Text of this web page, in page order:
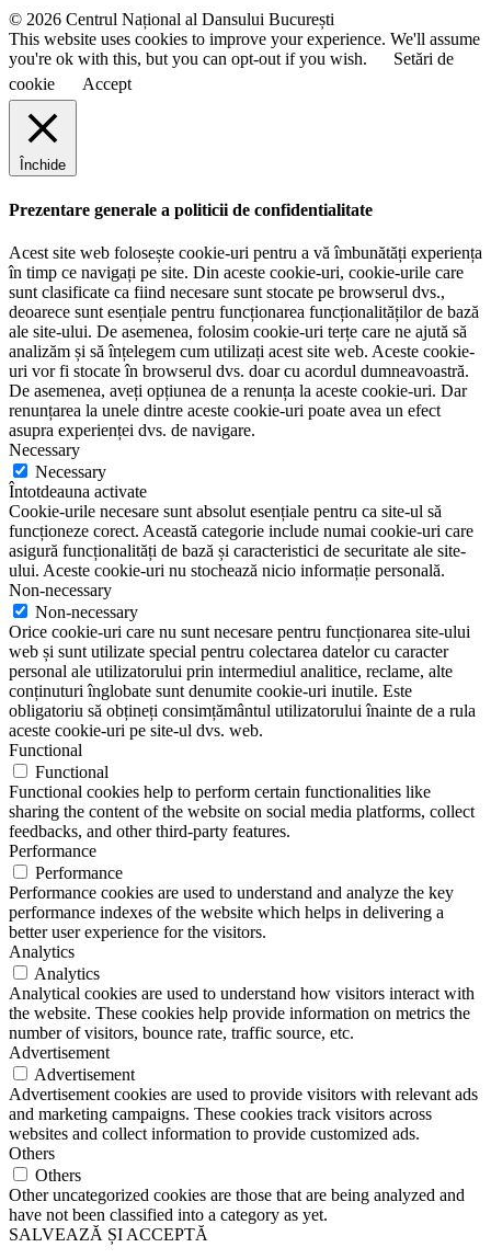
© 2026 Centrul Național al Dansului București
This website uses cookies to improve your experience. We'll assume
you're ok with this, but you can opt-out if you wish.
Setări de
cookie
Accept
Închide
Prezentare generale a politicii de confidentialitate
Acest site web folosește cookie-uri pentru a vă îmbunătăți experiența
în timp ce navigați pe site. Din aceste cookie-uri, cookie-urile care
sunt clasificate ca fiind necesare sunt stocate pe browserul dvs.,
deoarece sunt esențiale pentru funcționarea funcționalităților de bază
ale site-ului. De asemenea, folosim cookie-uri terțe care ne ajută să
analizăm și să înțelegem cum utilizați acest site web. Aceste cookie-
uri vor fi stocate în browserul dvs. doar cu acordul dumneavoastră.
De asemenea, aveți opțiunea de a renunța la aceste cookie-uri. Dar
renunțarea la unele dintre aceste cookie-uri poate avea un efect
asupra experienței dvs. de navigare.
Necessary
Necessary
Întotdeauna activate
Cookie-urile necesare sunt absolut esențiale pentru ca site-ul să
funcționeze corect. Această categorie include numai cookie-uri care
asigură funcționalități de bază și caracteristici de securitate ale site-
ului. Aceste cookie-uri nu stochează nicio informație personală.
Non-necessary
Non-necessary
Orice cookie-uri care nu sunt necesare pentru funcționarea site-ului
web și sunt utilizate special pentru colectarea datelor cu caracter
personal ale utilizatorului prin intermediul analitice, reclame, alte
conținuturi înglobate sunt denumite cookie-uri inutile. Este
obligatoriu să obțineți consimțământul utilizatorului înainte de a rula
aceste cookie-uri pe site-ul dvs. web.
Functional
Functional
Functional cookies help to perform certain functionalities like
sharing the content of the website on social media platforms, collect
feedbacks, and other third-party features.
Performance
Performance
Performance cookies are used to understand and analyze the key
performance indexes of the website which helps in delivering a
better user experience for the visitors.
Analytics
Analytics
Analytical cookies are used to understand how visitors interact with
the website. These cookies help provide information on metrics the
number of visitors, bounce rate, traffic source, etc.
Advertisement
Advertisement
Advertisement cookies are used to provide visitors with relevant ads
and marketing campaigns. These cookies track visitors across
websites and collect information to provide customized ads.
Others
Others
Other uncategorized cookies are those that are being analyzed and
have not been classified into a category as yet.
SALVEAZĂ ȘI ACCEPTĂ